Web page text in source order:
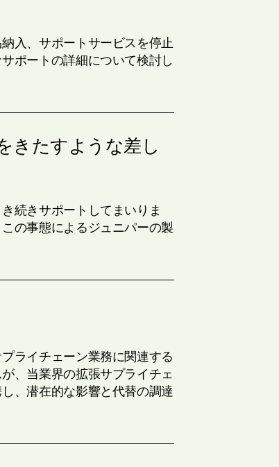
入、サポートサービスを停止
ポートの詳細について検討し
きたすような差し
続きサポートしてまいりま
の事態によるジュニパーの製
ライチェーン業務に関連する
、当業界の拡張サプライチェ
、潜在的な影響と代替の調達